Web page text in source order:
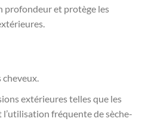
profondeur et protège les
cheveux.
extérieures telles que les
fréquente de sèche-